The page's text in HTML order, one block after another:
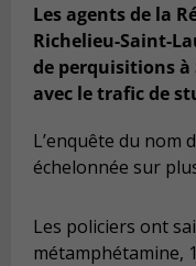
Les agents de la
Richelieu-Saint-
de perquisitions
avec le trafic de
L’enquête du nom
échelonnée sur
Les policiers ont
métamphétamine,